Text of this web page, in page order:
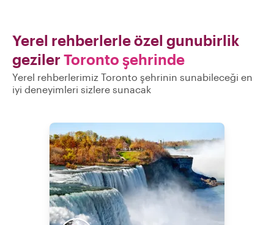
Yerel rehberlerle özel gunubirlik
geziler Toronto şehrinde
Yerel rehberlerimiz Toronto şehrinin sunabileceği en
iyi deneyimleri sizlere sunacak